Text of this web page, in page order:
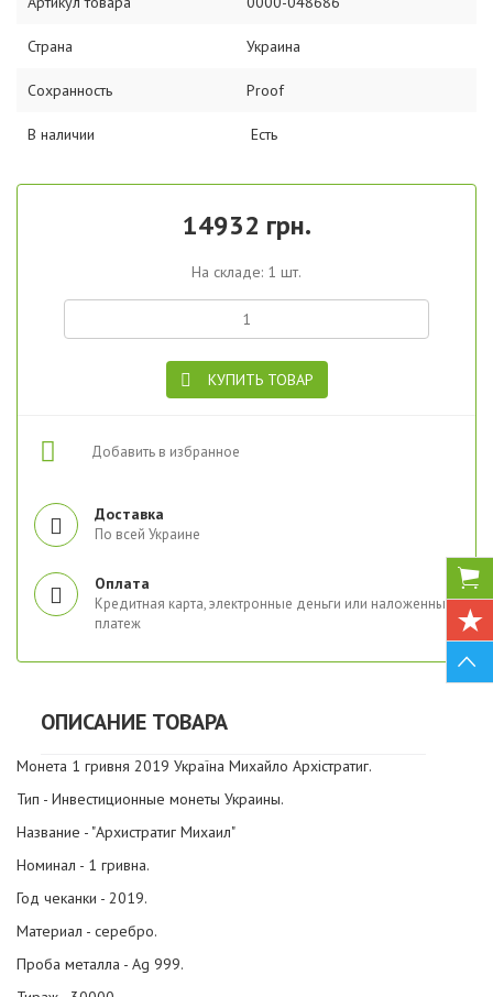
Страна Украина
Сохранность Proof
В наличии Есть
14932 грн.
На складе: 1 шт.
КУПИТЬ ТОВАР
Добавить в избранное
Доставка
По всей Украине
Оплата
Кредитная карта, электронные деньги или наложенный
платеж
ОПИСАНИЕ ТОВАРА
Монета 1 гривня 2019 Україна Михайло Архістратиг.
Тип - Инвестиционные монеты Украины.
Название - "Архистратиг Михаил"
Номинал - 1 гривна.
Год чеканки - 2019.
Материал - серебро.
Проба металла - Ag 999.